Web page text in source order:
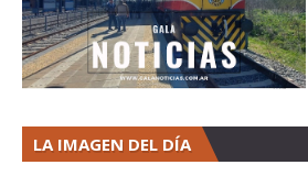
LA IMAGEN DEL DÍA